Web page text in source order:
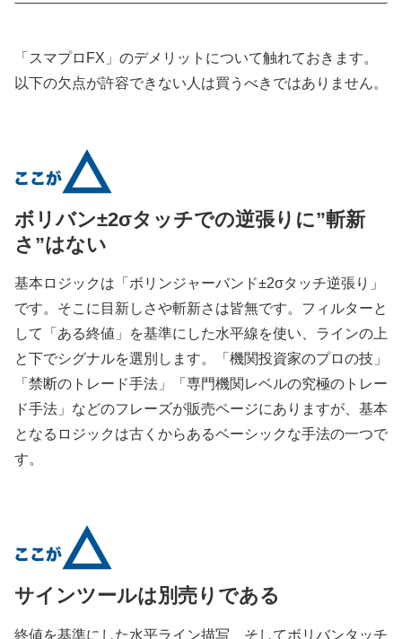
「スマプロFX」のデメリットについて触れておきます。
以下の欠点が許容できない人は買うべきではありません。
ボリバン±2σタッチでの逆張りに”斬新
さ”はない
基本ロジックは「ボリンジャーバンド±2σタッチ逆張り」
です。そこに目新しさや斬新さは皆無です。フィルターと
して「ある終値」を基準にした水平線を使い、ラインの上
と下でシグナルを選別します。「機関投資家のプロの技」
「禁断のトレード手法」「専門機関レベルの究極のトレー
ド手法」などのフレーズが販売ページにありますが、基本
となるロジックは古くからあるベーシックな手法の一つで
す。
サインツールは別売りである
終値を基準にした水平ライン描写、そしてボリバンタッチ